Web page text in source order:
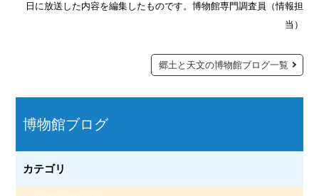
博物館ブログ
カテゴリ
日に放送した内容を編集したものです。博物館専門調査員（情報担
当）
郷土と天文の博物館ブログ一覧